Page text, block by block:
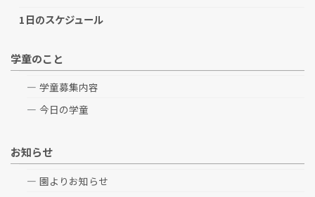
1日のスケジュール
学童のこと
学童募集内容
今日の学童
お知らせ
園よりお知らせ